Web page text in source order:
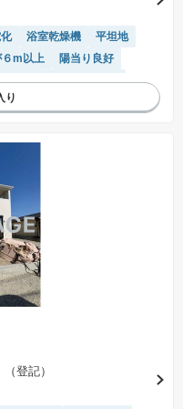
浴室乾燥機
平坦地
m以上
陽当り良好
き浴室
対面キッチン
ン
登記）